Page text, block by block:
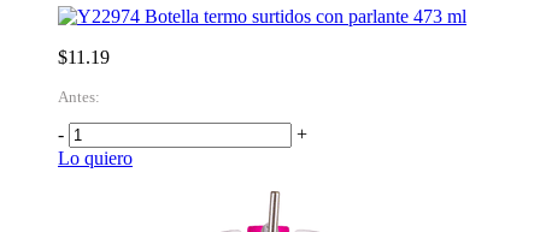
Botella termo surtidos con parlante 473 ml
$11.19
Antes:
-
+
Lo quiero